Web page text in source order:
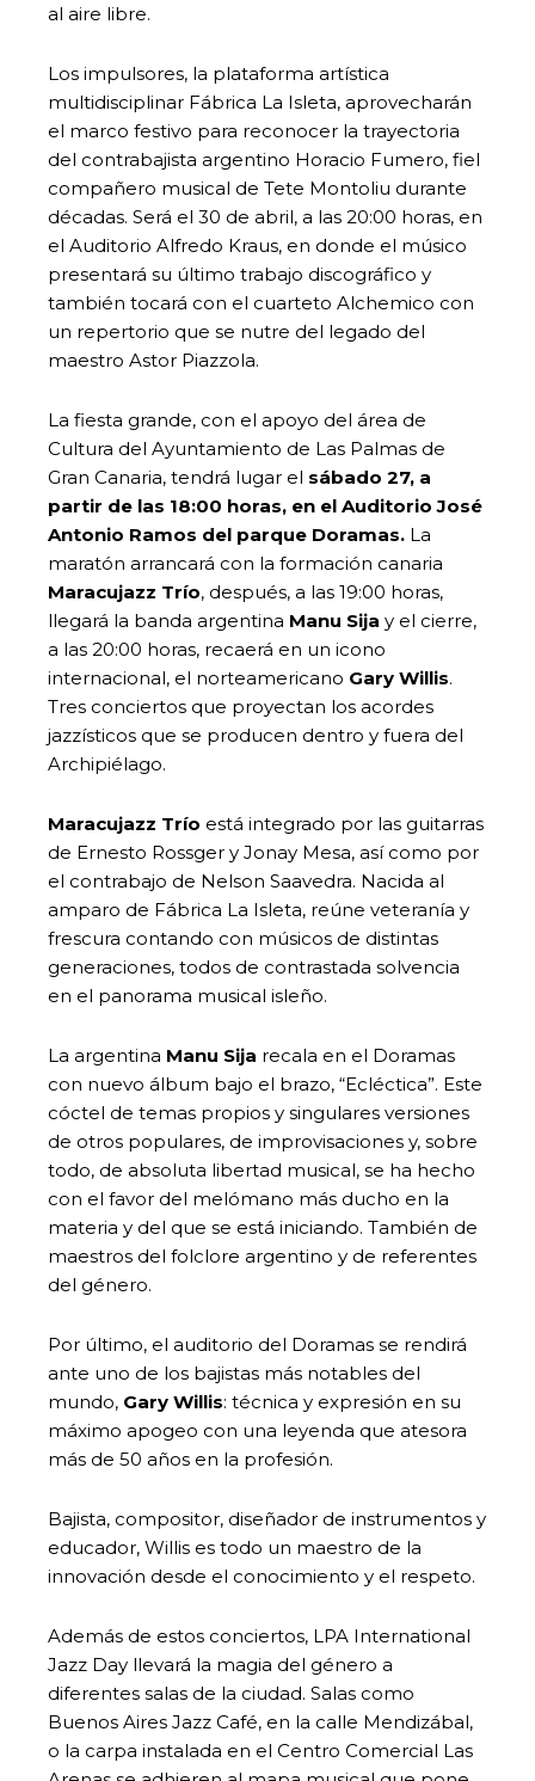
al aire libre.
Los impulsores, la plataforma artística
multidisciplinar Fábrica La Isleta, aprovecharán
el marco festivo para reconocer la trayectoria
del contrabajista argentino Horacio Fumero, fiel
compañero musical de Tete Montoliu durante
décadas. Será el 30 de abril, a las 20:00 horas, en
el Auditorio Alfredo Kraus, en donde el músico
presentará su último trabajo discográfico y
también tocará con el cuarteto Alchemico con
un repertorio que se nutre del legado del
maestro Astor Piazzola.
La fiesta grande, con el apoyo del área de
Cultura del Ayuntamiento de Las Palmas de
Gran Canaria, tendrá lugar el sábado 27, a
partir de las 18:00 horas, en el Auditorio José
Antonio Ramos del parque Doramas. La
maratón arrancará con la formación canaria
Maracujazz Trío, después, a las 19:00 horas,
llegará la banda argentina Manu Sija y el cierre,
a las 20:00 horas, recaerá en un icono
internacional, el norteamericano Gary Willis.
Tres conciertos que proyectan los acordes
jazzísticos que se producen dentro y fuera del
Archipiélago.
Maracujazz Trío está integrado por las guitarras
de Ernesto Rossger y Jonay Mesa, así como por
el contrabajo de Nelson Saavedra. Nacida al
amparo de Fábrica La Isleta, reúne veteranía y
frescura contando con músicos de distintas
generaciones, todos de contrastada solvencia
en el panorama musical isleño.
La argentina Manu Sija recala en el Doramas
con nuevo álbum bajo el brazo, “Ecléctica”. Este
cóctel de temas propios y singulares versiones
de otros populares, de improvisaciones y, sobre
todo, de absoluta libertad musical, se ha hecho
con el favor del melómano más ducho en la
materia y del que se está iniciando. También de
maestros del folclore argentino y de referentes
del género.
Por último, el auditorio del Doramas se rendirá
ante uno de los bajistas más notables del
mundo, Gary Willis: técnica y expresión en su
máximo apogeo con una leyenda que atesora
más de 50 años en la profesión.
Bajista, compositor, diseñador de instrumentos y
educador, Willis es todo un maestro de la
innovación desde el conocimiento y el respeto.
Además de estos conciertos, LPA International
Jazz Day llevará la magia del género a
diferentes salas de la ciudad. Salas como
Buenos Aires Jazz Café, en la calle Mendizábal,
o la carpa instalada en el Centro Comercial Las